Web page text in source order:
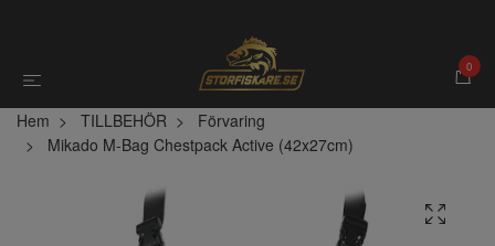
0
Hem TILLBEHÖR
Förvaring
Mikado M-Bag Chestpack Active (42x27cm)